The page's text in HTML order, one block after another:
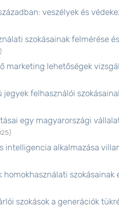
veszélyek és
szokásainak felmérése
)
marketing lehetőségek
felhasználói
egy magyarországi
)
intelligencia alkalmazása
homokhasználati
szokások a generációk